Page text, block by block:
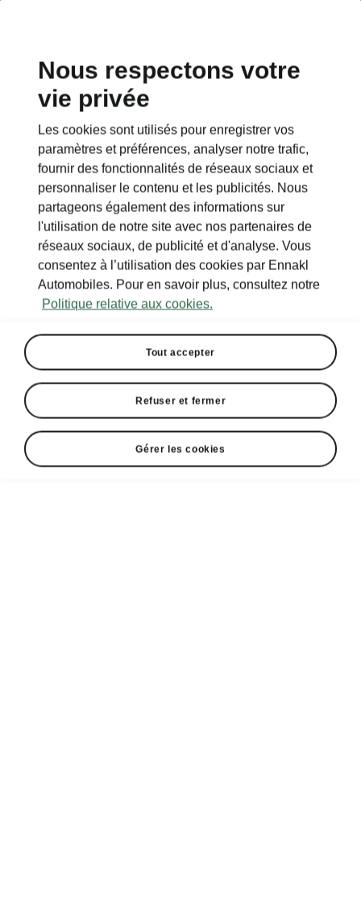
Nous respectons votre
vie privée
Les cookies sont utilisés pour enregistrer vos
paramètres et préférences, analyser notre trafic,
fournir des fonctionnalités de réseaux sociaux et
personnaliser le contenu et les publicités. Nous
partageons également des informations sur
l'utilisation de notre site avec nos partenaires de
réseaux sociaux, de publicité et d'analyse. Vous
consentez à l’utilisation des cookies par Ennakl
Automobiles. Pour en savoir plus, consultez notre
Politique relative aux cookies.
Tout accepter
Refuser et fermer
Gérer les cookies